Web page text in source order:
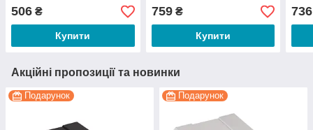
506 ₴
Купити
759₴
Купити
736
Акційні пропозиції та новинки
Подарунок Подарунок